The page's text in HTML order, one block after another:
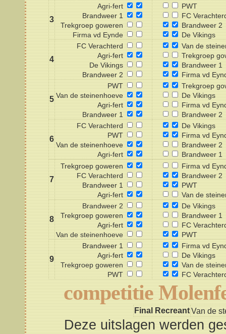
3
Agri-fert
Brandweer 1
Trekgroep goweren
Firma vd Eynde
PWT
FC
Brandweer 2
De Vikings
4
FC Verachterd
Agri-fert
De Vikings
Brandweer 2
Van de
Trekgroep
Brandweer 1
Firma vd
5
PWT
Van de steinenhoeve
Agri-fert
Brandweer 1
Trekgroep
De Vikings
Firma vd
Brandweer 2
6
FC Verachterd
PWT
Van de steinenhoeve
Agri-fert
De Vikings
Firma vd
Brandweer 2
Brandweer 1
7
Trekgroep goweren
FC Verachterd
Brandweer 1
Agri-fert
Firma vd
Brandweer 2
PWT
Van de
8
Brandweer 2
Trekgroep goweren
Agri-fert
Van de steinenhoeve
De Vikings
Brandweer 1
FC
PWT
9
Brandweer 1
Agri-fert
Trekgroep goweren
PWT
Firma vd
De Vikings
Van de
FC
competitie
Final Recreant Van de
Deze uitslagen werden